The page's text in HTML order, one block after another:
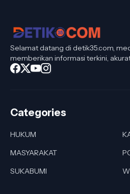
Selamat datang di detik35.com,
memberikan informasi terkini,
Categories
HUKUM
MASYARAKAT
SUKABUMI